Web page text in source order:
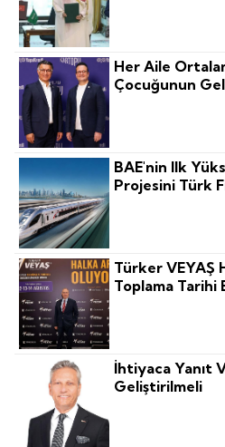
Her Aile
Çocuğunun
BAE'nin Ilk
Projesini Türk
Türker VEYAŞ
Toplama Tarihi
İhtiyaca Yanıt
Geliştirilmeli